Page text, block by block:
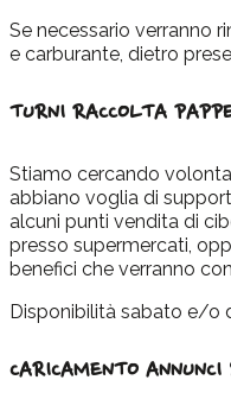
Se necessario verranno
e carburante, dietro
TURNI RACCOLTA
Stiamo cercando
abbiano voglia di
alcuni punti vendita di
presso supermercati,
benefici che verranno
Disponibilità sabato e/o
CARICAMENTO